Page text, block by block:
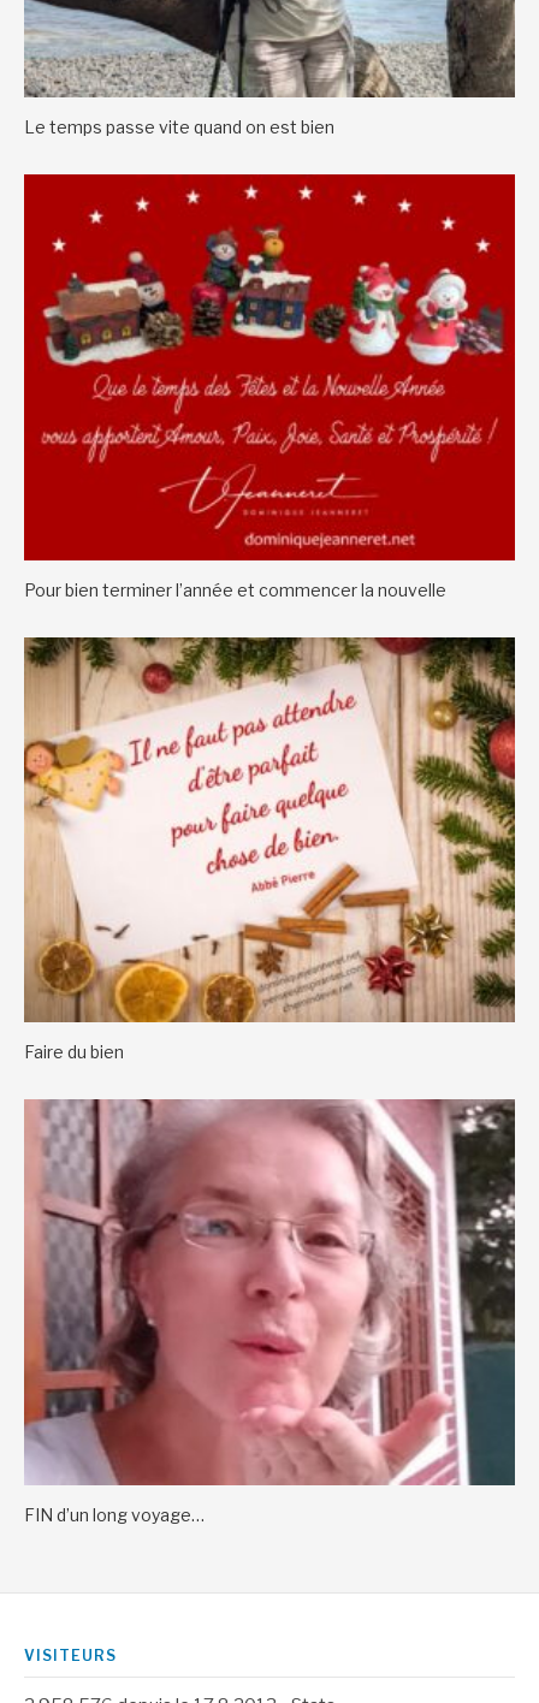
Le temps passe vite quand on est bien
Pour bien terminer l’année et commencer la nouvelle
Faire du bien
FIN d’un long voyage…
VISITEURS